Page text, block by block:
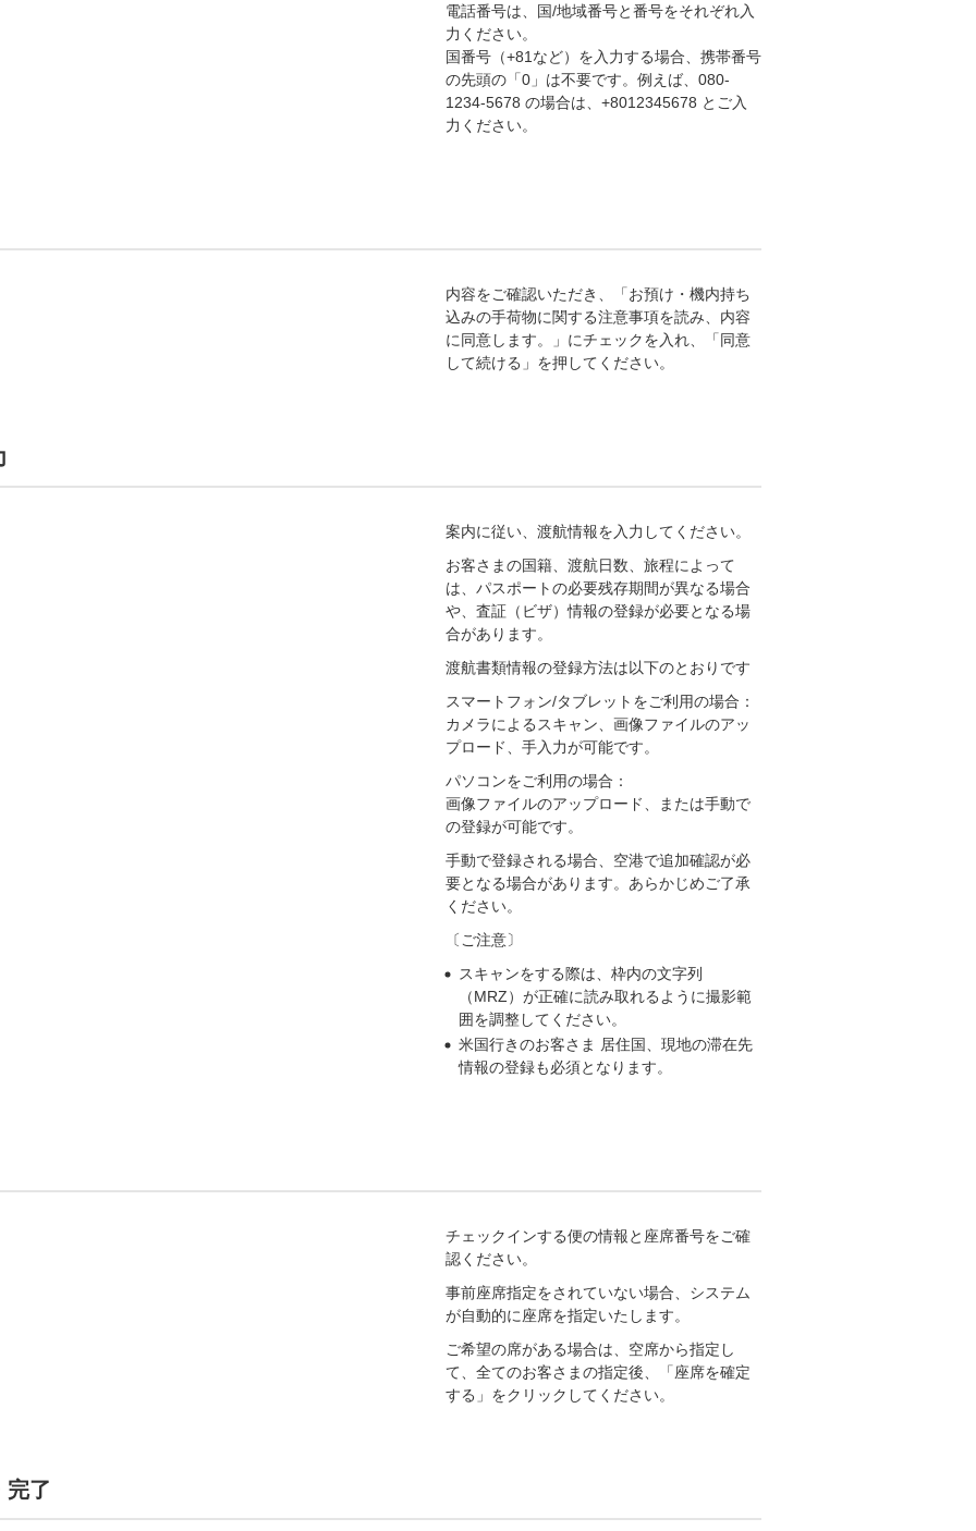
電話番号は、国/地域番号と番号をそれぞれ入
力ください。
国番号（+81など）を入力する場合、携帯番号
の先頭の「0」は不要です。 例えば、080-
1234-5678 の場合は、+8012345678 とご入
力ください。
内容をご確認いただき、「お預け・機内持ち
込みの手荷物に関する注意事項を読み、内容
に同意します。」にチェックを入れ、「同意
して続ける」を押してください。
案内に従い、渡航情報を入力してください。
お客さまの国籍、渡航日数、旅程によって
は、パスポートの必要残存期間が異なる場合
や、査証（ビザ）情報の登録が必要となる場
合があります。
渡航書類情報の登録方法は以下のとおりです
スマートフォン/タブレットをご利用の場合：
カメラによるスキャン、画像ファイルのアッ
プロード、手入力が可能です。
パソコンをご利用の場合：
画像ファイルのアップロード、または手動で
の登録が可能です。
手動で登録される場合、空港で追加確認が必
要となる場合があります。あらかじめご了承
ください。
〔ご注意〕
スキャンをする際は、枠内の文字列
（MRZ）が正確に読み取れるように撮影範
囲を調整してください。
米国行きのお客さま 居住国、現地の滞在先
情報の登録も必須となります。
チェックインする便の情報と座席番号をご確
認ください。
事前座席指定をされていない場合、システム
が自動的に座席を指定いたします。
ご希望の席がある場合は、空席から指定し
て、全てのお客さまの指定後、「座席を確定
する」をクリックしてください。
完了